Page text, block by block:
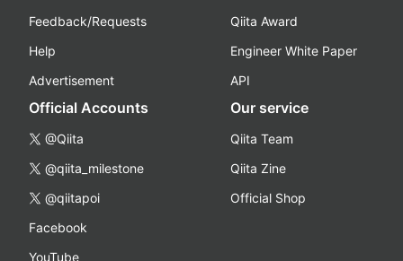
Feedback/Requests
Help
Advertisement
Qiita Award
Engineer White Paper
API
Official Accounts
@Qiita
@qiita_milestone
@qiitapoi
Facebook
YouTube
Our service
Qiita Team
Qiita Zine
Official Shop